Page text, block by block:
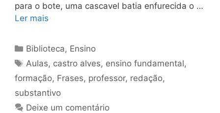
para o bote, uma cascavel batia enfurecida o …
Ler mais
Categorias
Biblioteca, Ensino
Tags
Aulas, castro alves, ensino fundamental,
formação, Frases, professor, redação,
substantivo
Deixe um comentário